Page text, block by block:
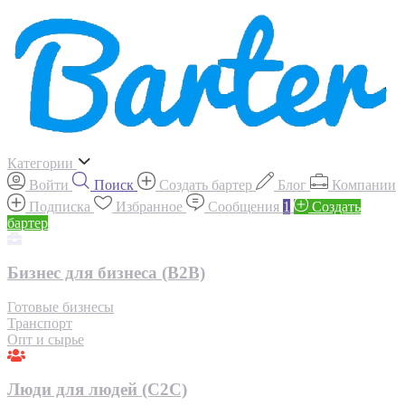
Категории
Войти
Поиск Создать бартер Блог
Компании
Подписка
Избранное Сообщения 1
Создать
бартер
Бизнес для бизнеса (B2B)
Готовые бизнесы
Транспорт
Опт и сырье
Люди для людей (С2С)